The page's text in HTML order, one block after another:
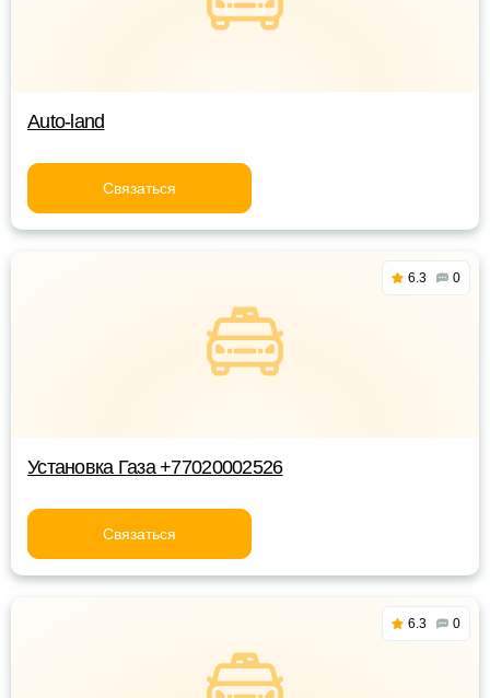
Auto-land
Связаться
6.3 0
Установка Газа +77020002526
Связаться
6.3 0